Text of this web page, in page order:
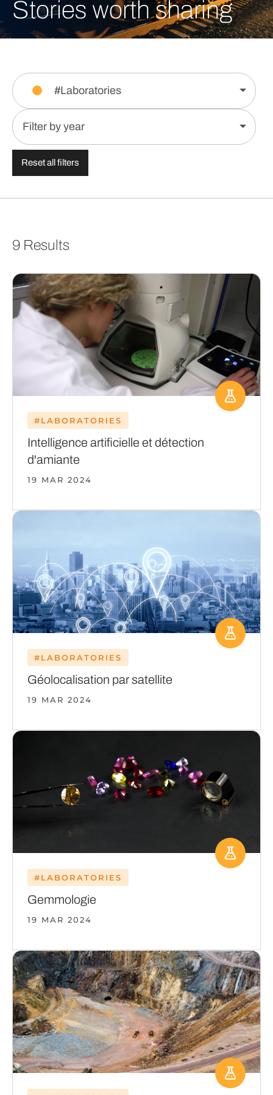
Stories worth sharing
#Laboratories
Filter by year
Reset all filters
9 Results
#LABORATORIES
Intelligence artificielle et détection
d'amiante
19 MAR 2024
#LABORATORIES
Géolocalisation par satellite
19 MAR 2024
#LABORATORIES
Gemmologie
19 MAR 2024